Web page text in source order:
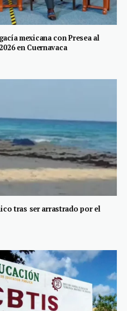
mexicana con Presea al
en Cuernavaca
tras ser arrastrado por el